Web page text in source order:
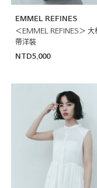
EMMEL REFINES
＜EMMEL REFINES＞ 大
帶洋裝
NTD5,000